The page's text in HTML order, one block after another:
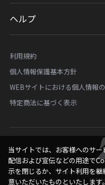
ヘルプ
利用規約
個人情報保護基本方針
WEBサイトにおける個人情報
特定商法に基づく表示
Copyright © Bridgestone
All
当サイトでは、お客様へのサ
配信および宣伝などの用途で
示を閉じるか、サイト利用を
意いただいたものといたします